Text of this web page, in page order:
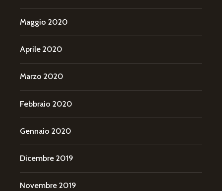
Maggio 2020
Aprile 2020
Marzo 2020
Febbraio 2020
Gennaio 2020
Dicembre 2019
Novembre 2019